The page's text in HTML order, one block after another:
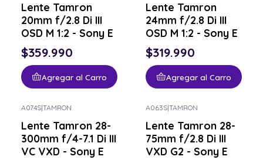
Lente Tamron
20mm f/2.8 Di III
OSD M 1:2 - Sony E
$359.990
Agregar al Carro
Lente Tamron
24mm f/2.8 Di III
OSD M 1:2 - Sony E
$319.990
Agregar al Carro
A074S|TAMRON
Lente Tamron 28-
300mm f/4-7.1 Di III
VC VXD - Sony E
A063S|TAMRON
Lente Tamron 28-
75mm f/2.8 Di III
VXD G2 - Sony E